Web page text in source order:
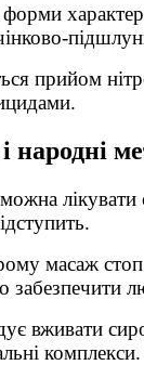
форми
прийом
народні
масаж
забезпечити
вживати